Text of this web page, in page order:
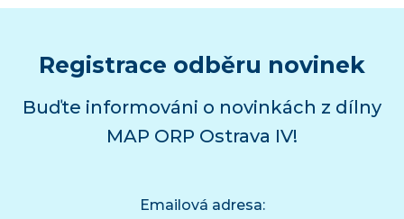
Registrace odběru novinek
Buďte informováni o novinkách z dílny
MAP ORP Ostrava IV!
Emailová adresa: